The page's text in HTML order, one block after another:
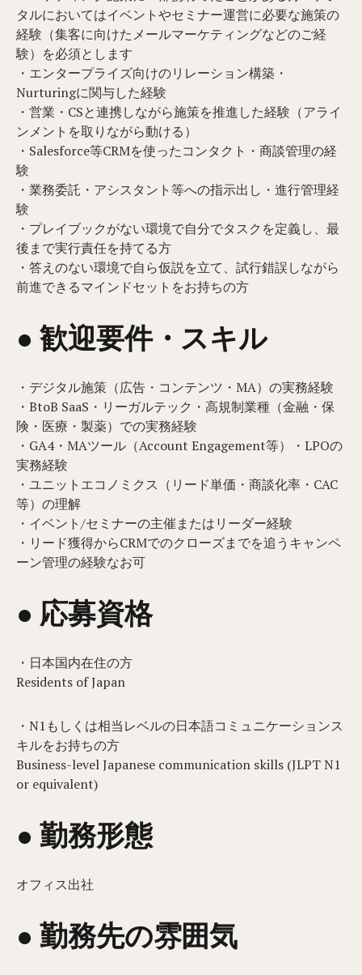
タルにおいてはイベントやセミナー運営に必要な施策の
経験（集客に向けたメールマーケティングなどのご経
験）を必須とします
・エンタープライズ向けのリレーション構築・
Nurturingに関与した経験
・営業・CSと連携しながら施策を推進した経験（アライ
ンメントを取りながら動ける）
・Salesforce等CRMを使ったコンタクト・商談管理の経
験
・業務委託・アシスタント等への指示出し・進行管理経
験
・プレイブックがない環境で自分でタスクを定義し、最
後まで実行責任を持てる方
・答えのない環境で自ら仮説を立て、試行錯誤しながら
前進できるマインドセットをお持ちの方
● 歓迎要件・スキル
・デジタル施策（広告・コンテンツ・MA）の実務経験
・BtoB SaaS・リーガルテック・高規制業種（金融・保
険・医療・製薬）での実務経験
・GA4・MAツール（Account Engagement等）・LPOの
実務経験
・ユニットエコノミクス（リード単価・商談化率・CAC
等）の理解
・イベント/セミナーの主催またはリーダー経験
・リード獲得からCRMでのクローズまでを追うキャンペ
ーン管理の経験なお可
● 応募資格
・日本国内在住の方
Residents of Japan
・N1もしくは相当レベルの日本語コミュニケーションス
キルをお持ちの方
Business-level Japanese communication skills (JLPT N1
or equivalent)
● 勤務形態
オフィス出社
● 勤務先の雰囲気